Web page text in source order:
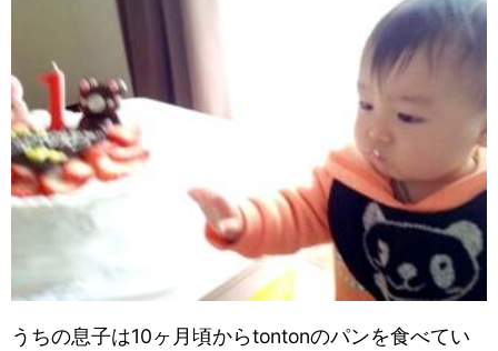
うちの息子は10ヶ月頃からtontonのパンを食べてい